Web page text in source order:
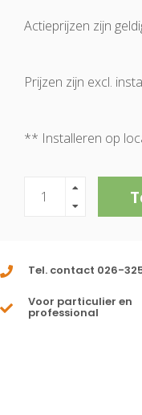
Actieprijzen zijn
Prijzen zijn excl.
** Installeren op
Tel. contact 026-
Voor particulier en
professional